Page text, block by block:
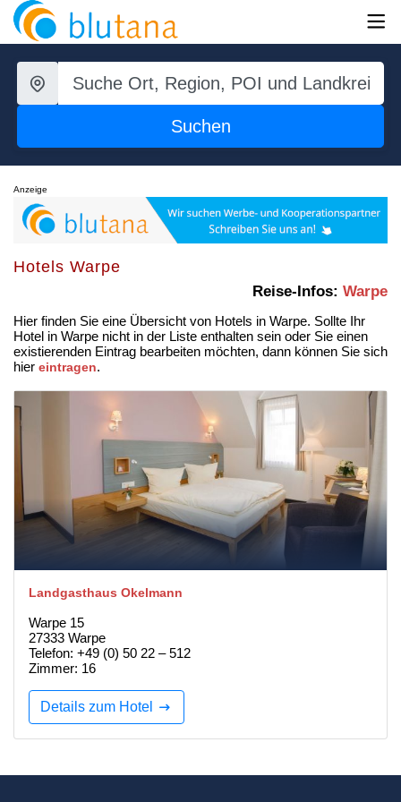
Suchen
Anzeige
Hotels Warpe
Reise-Infos: Warpe
Hier finden Sie eine Übersicht von Hotels in Warpe. Sollte Ihr
Hotel in Warpe nicht in der Liste enthalten sein oder Sie einen
existierenden Eintrag bearbeiten möchten, dann können Sie sich
hier eintragen.
Landgasthaus Okelmann
Warpe 15
27333 Warpe
Telefon: +49 (0) 50 22 – 512
Zimmer: 16
Details zum Hotel